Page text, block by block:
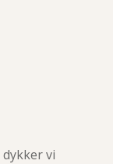
dykker vi